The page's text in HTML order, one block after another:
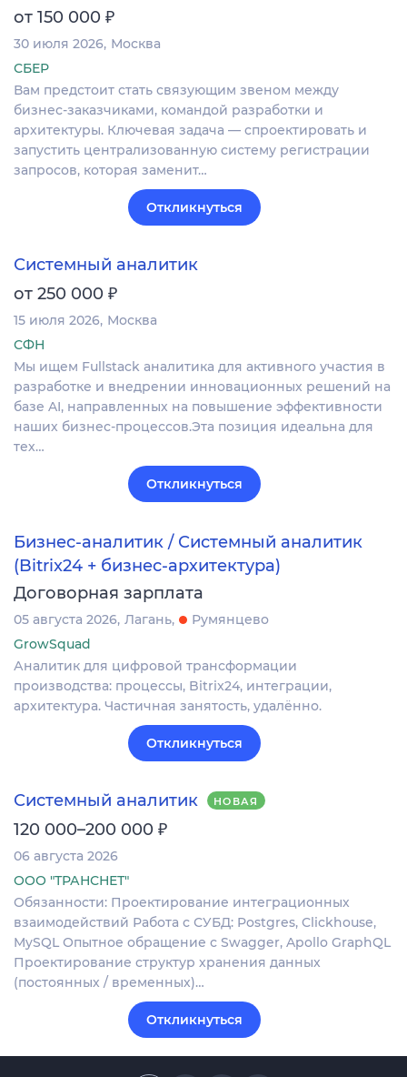
от 150 000 ₽
30 июля 2026 Москва
СБЕР
Вам предстоит стать связующим звеном между
бизнес-заказчиками, командой разработки и
архитектуры. Ключевая задача — спроектировать и
запустить централизованную систему регистрации
запросов, которая заменит…
Откликнуться
Системный аналитик
от 250 000 ₽
15 июля 2026 Москва
СФН
Мы ищем Fullstack аналитика для активного участия в
разработке и внедрении инновационных решений на
базе AI, направленных на повышение эффективности
наших бизнес-процессов.Эта позиция идеальна для
тех…
Откликнуться
Бизнес-аналитик / Системный аналитик
(Bitrix24 + бизнес-архитектура)
Договорная зарплата
05 августа 2026 Лагань
Румянцево
GrowSquad
Аналитик для цифровой трансформации
производства: процессы, Bitrix24, интеграции,
архитектура. Частичная занятость, удалённо.
Откликнуться
Системный аналитик НОВАЯ
120 000–200 000 ₽
06 августа 2026
ООО "ТРАНСНЕТ"
Обязанности: Проектирование интеграционных
взаимодействий Работа с СУБД: Postgres, Clickhouse,
MySQL Опытное обращение с Swagger, Apollo GraphQL
Проектирование структур хранения данных
(постоянных / временных)…
Откликнуться